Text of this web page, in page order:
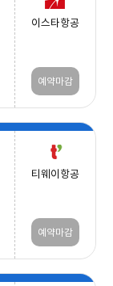
이스타항공
예약마감
티웨이항공
예약마감